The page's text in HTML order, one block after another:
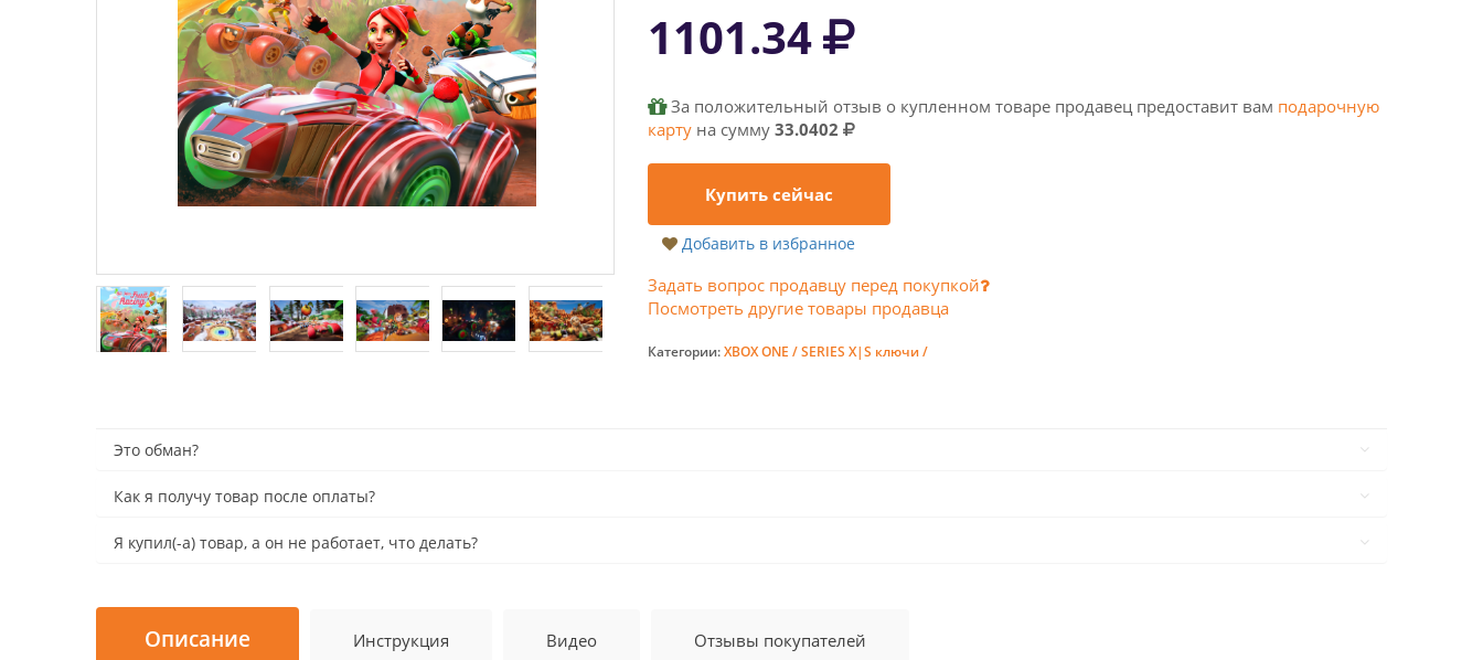
1101.34
За положительный отзыв о купленном товаре продавец предоставит вам подарочную
карту на сумму 33.0402
Купить сейчас
Добавить в избранное
Задать вопрос продавцу перед покупкой
Посмотреть другие товары продавца
Категории:XBOX ONE / SERIES X|S ключи /
Это обман?
Как я получу товар после оплаты?
Я купил(-а) товар, а он не работает, что делать?
Описание Инструкция Видео Отзывы покупателей